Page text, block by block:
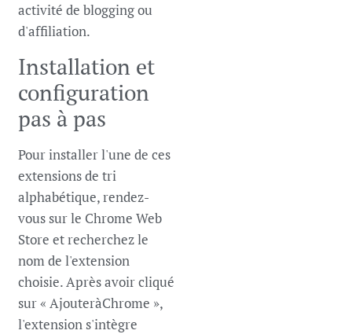
activité de blogging ou
d'affiliation.
Installation et
configuration
pas à pas
Pour installer l'une de ces
extensions de tri
alphabétique, rendez-
vous sur le Chrome Web
Store et recherchez le
nom de l'extension
choisie. Après avoir cliqué
sur « AjouteràChrome »,
l'extension s'intègre